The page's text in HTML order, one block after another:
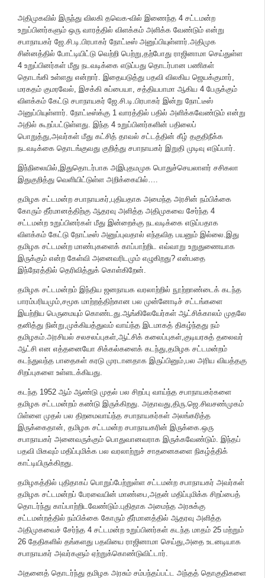
அதிமுகவில் இருந்து விலகி தவெக-வில் இணைந்த 4 சட்டமன்ற
உறுப்பினர்களும் ஒரு வாரத்தில் விளக்கம் அளிக்க வேண்டும் என்று
சபாநாயகர் ஜே.சி.டி.பிரபாகர் நோட்டீஸ் அனுப்பியுள்ளார்.அதிமுக
சின்னத்தில் போட்டியிட்டு வெற்றி பெற்று,தற்போது ராஜினாமா செய்துள்ள
4 உறுப்பினர்கள் மீது நடவடிக்கை எடுப்பது தொடர்பான பணிகள்
தொடங்கி உள்ளது என்றார். இதையடுத்து பதவி விலகிய ஜெயக்குமார்,
மரகதம் குமரவேல், இசக்கி சுப்பையா, சத்தியபாமா ஆகிய 4 பேருக்கும்
விளக்கம் கேட்டு சபாநாயகர் ஜே.சி.டி.பிரபாகர் இன்று நோட்டீஸ்
அனுப்பியுள்ளார். நோட்டீஸ்க்கு 1 வாரத்தில் பதில் அளிக்கவேண்டும் என்று
அதில் கூறப்பட்டுள்ளது. இந்த 4 உறுப்பினர்களின் பதிலைப்
பொறுத்து,அவர்கள் மீது கட்சித் தாவல் சட்டத்தின் கீழ் தகுதிநீக்க
நடவடிக்கை தொடங்குவது குறித்து சபாநாயகர் இறுதி முடிவு எடுப்பார்.
இந்நிலையில்,இதுதொடர்பாக அஇபுதமமுக பொதுச்செயலாளர் சசிகலா
இதுகுறித்து வெளியிட்டுள்ள அறிக்கையில்….
தமிழக சட்டமன்ற சபாநாயகர்,புதியதாக அமைந்த அரசின் நம்பிக்கை
கோரும் தீர்மானத்திற்கு ஆதரவு அளித்த அதிமுகவை சேர்ந்த 4
சட்டமன்ற உறுப்பினர்கள் மீது இன்றைக்கு நடவடிக்கை எடுப்பதாக
விளக்கம் கேட்டு நோட்டீஸ் அனுப்புவதால் எந்தவித பயனும் இல்லை.இது
தமிழக சட்டமன்ற மாண்புகளைக் காப்பாற்றிட எவ்வாறு உறுதுணையாக
இருக்கும் என்ற கேள்வி அனைவரிடமும் எழுகிறது? என்பதை
இந்நேரத்தில் தெரிவித்துக் கொள்கிறேன்.
தமிழக சட்டமன்றம் இந்திய ஜனநாயக வரலாற்றில் நூற்றாண்டைக் கடந்த
பாரம்பரியமும்,சமூக மாற்றத்திற்கான பல முன்னோடிச் சட்டங்களை
இயற்றிய பெருமையும் கொண்டது.ஆங்கிலேயேர்கள் ஆட்சிக்காலம் முதலே
தனித்து நின்று,முக்கியத்துவம் வாய்ந்த இடமாகத் திகழ்ந்தது நம்
தமிழகம்.அரசியல் சலசலப்புகள்,ஆட்சிக் கலைப்புகள்,குடியரசுத் தலைவர்
ஆட்சி என எத்தனையோ சிக்கல்களைக் கடந்து,தமிழக சட்டமன்றம்
கடந்துவந்த பாதைகள் கரடு முரடானதாக இருப்பினும்,பல அரிய வியத்தகு
சிறப்புகளை உள்ளடக்கியது.
கடந்த 1952 ஆம் ஆண்டு முதல் பல சிறப்பு வாய்ந்த சபாநாயகர்களை
தமிழக சட்டமன்றம் கண்டு இருக்கிறது. அதாவது,திரு.ஜெ.சிவசண்முகம்
பிள்ளை முதல் பல திறமைவாய்ந்த சபாநாயகர்கள் அலங்கரித்த
இருக்கைதான், தமிழக சட்டமன்ற சபாநாயகரின் இருக்கை.ஒரு
சபாநாயகர் அனைவருக்கும் பொதுவானவராக இருக்கவேண்டும். இந்தப்
பதவி மிகவும் மதிப்புமிக்க பல வரலாற்றுச் சாதனைகளை நிகழ்த்திக்
காட்டியிருக்கிறது.
தமிழகத்தில் புதிதாகப் பொறுப்பேற்றுள்ள சட்டமன்ற சபாநாயகர் அவர்கள்
தமிழக சட்டமன்றப் பேரவையின் மாண்பை,அதன் மதிப்புமிக்க சிறப்பைத்
தொடர்ந்து காப்பாற்றிடவேண்டும்.புதிதாக அமைந்த அரசுக்கு
சட்டமன்றத்தில் நம்பிக்கை கோரும் தீர்மானத்தில் ஆதரவு அளித்த
அதிமுகவைச் சேர்ந்த 4 சட்டமன்ற உறுப்பினர்கள் கடந்த மாதம் 25 மற்றும்
26 தேதிகளில் தங்களது பதவியை ராஜினாமா செய்து,அதை உடனடியாக
சபாநாயகர் அவர்களும் ஏற்றுக்கொண்டுவிட்டார்.
அதனைத் தொடர்ந்து தமிழக அரசும் சம்பந்தப்பட்ட அந்தத் தொகுதிகளை